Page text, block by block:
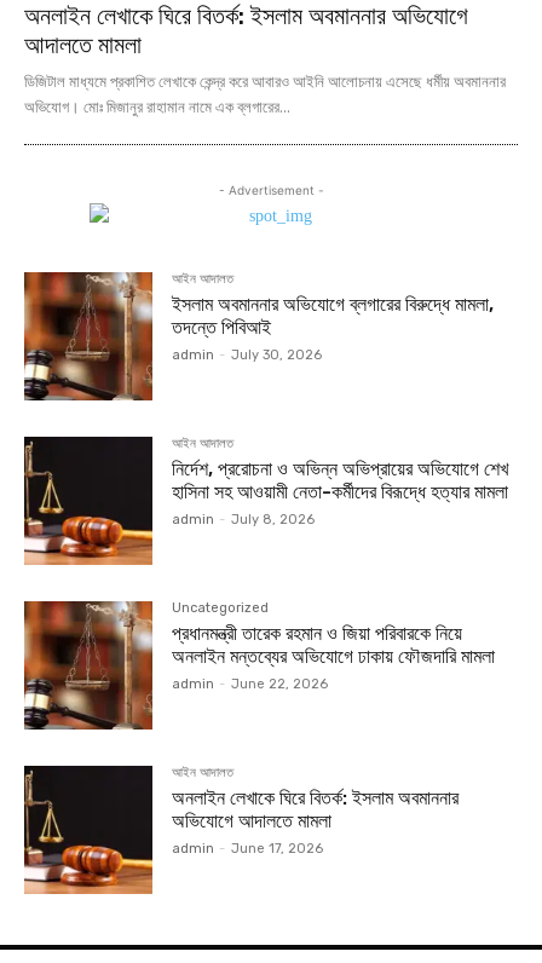
অনলাইন লেখাকে ঘিরে বিতর্ক: ইসলাম অবমাননার অভিযোগে
আদালতে মামলা
ডিজিটাল মাধ্যমে প্রকাশিত লেখাকে কেন্দ্র করে আবারও আইনি আলোচনায় এসেছে ধর্মীয় অবমাননার
অভিযোগ। মোঃ মিজানুর রাহামান নামে এক ব্লগারের...
- Advertisement -
আইন আদালত
ইসলাম অবমাননার অভিযোগে ব্লগারের বিরুদ্ধে মামলা,
তদন্তে পিবিআই
admin - July 30, 2026
আইন আদালত
নির্দেশ, প্ররোচনা ও অভিন্ন অভিপ্রায়ের অভিযোগে শেখ
হাসিনা সহ আওয়ামী নেতা-কর্মীদের বিরূদ্ধে হত্যার মামলা
admin - July 8, 2026
Uncategorized
প্রধানমন্ত্রী তারেক রহমান ও জিয়া পরিবারকে নিয়ে
অনলাইন মন্তব্যের অভিযোগে ঢাকায় ফৌজদারি মামলা
admin - June 22, 2026
আইন আদালত
অনলাইন লেখাকে ঘিরে বিতর্ক: ইসলাম অবমাননার
অভিযোগে আদালতে মামলা
admin - June 17, 2026